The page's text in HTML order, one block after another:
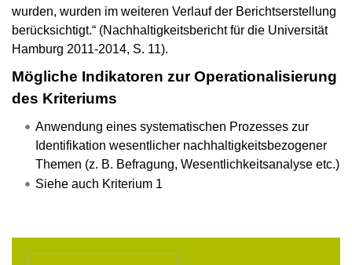
wurden, wurden im weiteren Verlauf der Berichtserstellung
berücksichtigt.“ (Nachhaltigkeitsbericht für die Universität
Hamburg 2011-2014, S. 11).
Mögliche Indikatoren zur Operationalisierung
des Kriteriums
Anwendung eines systematischen Prozesses zur
Identifikation wesentlicher nachhaltigkeitsbezogener
Themen (z. B. Befragung, Wesentlichkeitsanalyse etc.)
Siehe auch Kriterium 1